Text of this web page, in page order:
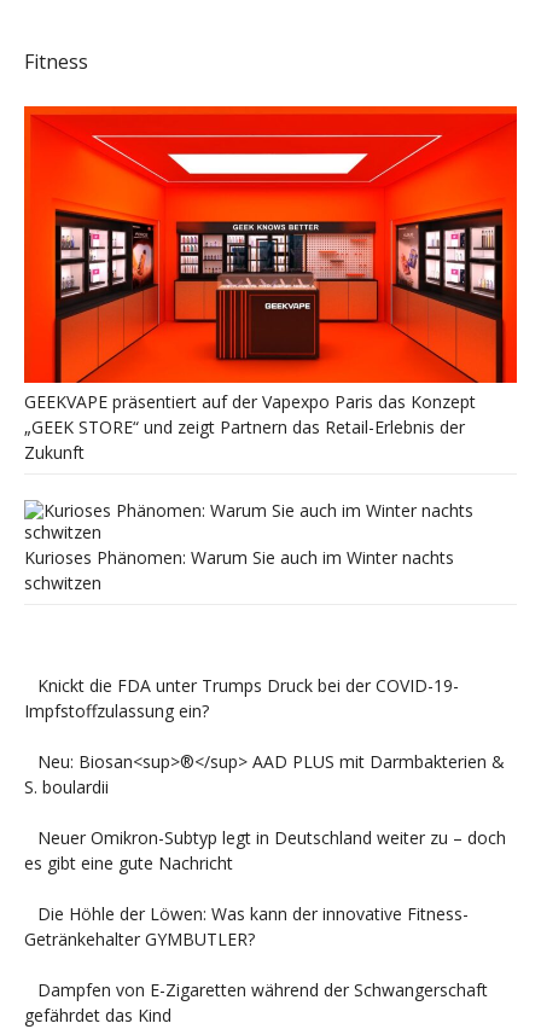
Fitness
GEEKVAPE präsentiert auf der Vapexpo Paris das Konzept
„GEEK STORE“ und zeigt Partnern das Retail-Erlebnis der
Zukunft
Kurioses Phänomen: Warum Sie auch im Winter nachts
schwitzen
Knickt die FDA unter Trumps Druck bei der COVID-19-
Impfstoffzulassung ein?
Neu: Biosan<sup>®</sup> AAD PLUS mit Darmbakterien &
S. boulardii
Neuer Omikron-Subtyp legt in Deutschland weiter zu – doch
es gibt eine gute Nachricht
Die Höhle der Löwen: Was kann der innovative Fitness-
Getränkehalter GYMBUTLER?
Dampfen von E-Zigaretten während der Schwangerschaft
gefährdet das Kind